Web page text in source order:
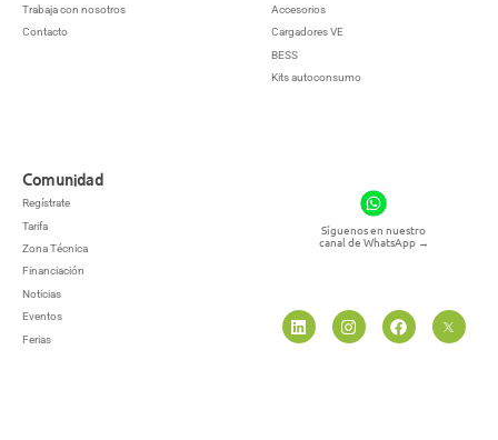
Trabaja con nosotros
Contacto
Accesorios
Cargadores VE
BESS
Kits autoconsumo
Comunidad
Regístrate
Tarifa
Zona Técnica
Financiación
Noticias
Eventos
Ferias
Síguenos en nuestro
canal de WhatsApp →